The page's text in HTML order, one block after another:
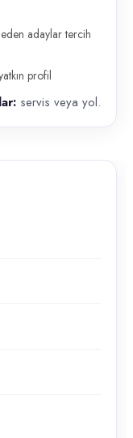
adaylar tercih
profil
servis veya yol.